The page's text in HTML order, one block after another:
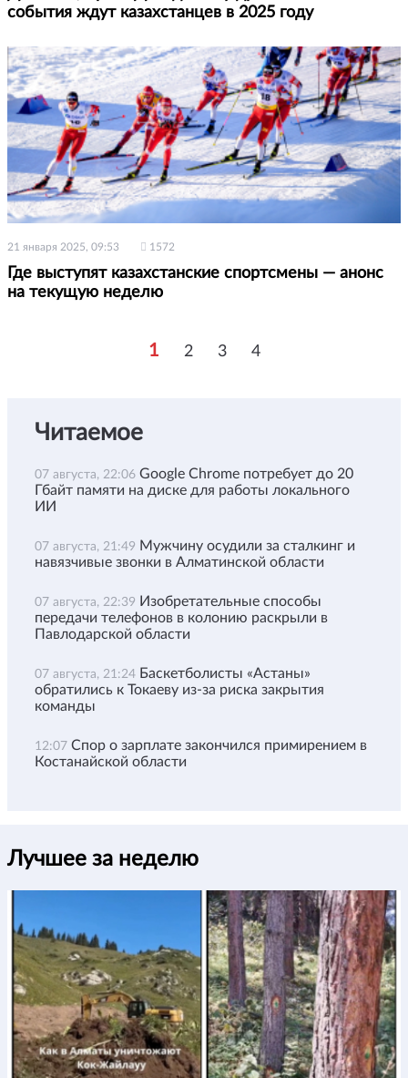
события ждут казахстанцев в 2025 году
21 января 2025, 09:53 1572
Где выступят казахстанские спортсмены — анонс
на текущую неделю
1 2 3 4
Читаемое
07 августа, 22:06 Google Chrome потребует до 20
Гбайт памяти на диске для работы локального
ИИ
07 августа, 21:49 Мужчину осудили за сталкинг и
навязчивые звонки в Алматинской области
07 августа, 22:39 Изобретательные способы
передачи телефонов в колонию раскрыли в
Павлодарской области
07 августа, 21:24 Баскетболисты «Астаны»
обратились к Токаеву из-за риска закрытия
команды
12:07 Спор о зарплате закончился примирением в
Костанайской области
Лучшее за неделю